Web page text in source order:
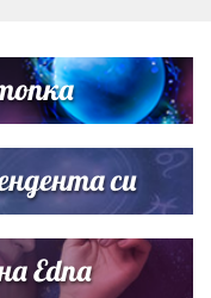
Анистън,
на яхта
си
Edna